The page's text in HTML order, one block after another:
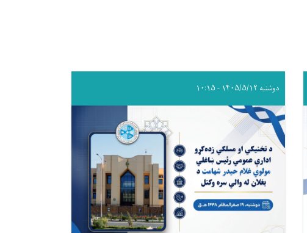
دوشنبه ۱۴۰۵/۵/۱۲ - ۱۰:۱۵